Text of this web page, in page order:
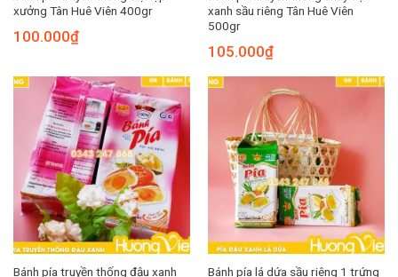
xưởng Tân Huê Viên 400gr
100.000₫
xanh sầu riêng Tân Huê Viên
500gr
105.000₫
Bánh pía truyền thống đậu xanh
Bánh pía lá dứa sầu riêng 1 trứng